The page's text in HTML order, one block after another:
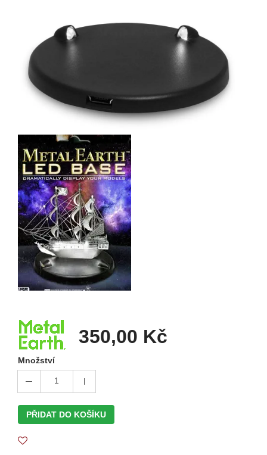
350,00 Kč
Množství
1
PŘIDAT DO KOŠÍKU